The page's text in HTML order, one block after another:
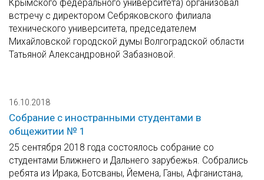
Крымского федерального университета) организовал
встречу с директором Себряковского филиала
технического университета, председателем
Михайловской городской думы Волгоградской области
Татьяной Александровной Забазновой.
16.10.2018
Собрание с иностранными студентами в
общежитии № 1
25 сентября 2018 года состоялось собрание со
студентами Ближнего и Дальнего зарубежья. Собрались
ребята из Ирака, Ботсваны, Йемена, Ганы, Афганистана,